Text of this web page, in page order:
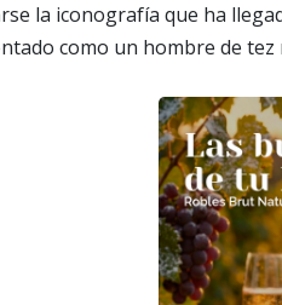
la iconografía que ha
como un hombre de tez